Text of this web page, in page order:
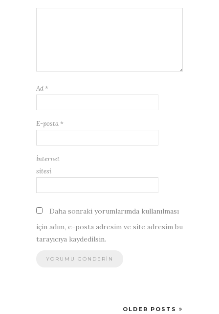
Ad *
E-posta *
İnternet
sitesi
Daha sonraki yorumlarımda kullanılması
için adım, e-posta adresim ve site adresim bu
tarayıcıya kaydedilsin.
OLDER POSTS